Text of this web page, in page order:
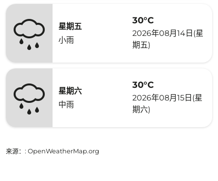
星期五
小雨
30°C
2026年08月14日(星
期五)
星期六
中雨
30°C
2026年08月15日(星
期六)
来源： : OpenWeatherMap.org